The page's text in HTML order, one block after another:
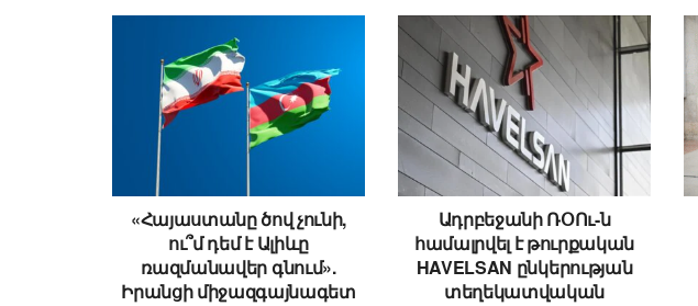
«Հայաստանը ծով չունի,
ու՞մ դեմ է Ալիևը
ռազմանավեր գնում».
Իրանցի միջազգայնագետ
Ադրբեջանի ՌՕՈւ-ն
համալրվել է թուրքական
HAVELSAN ընկերության
տեղեկատվական